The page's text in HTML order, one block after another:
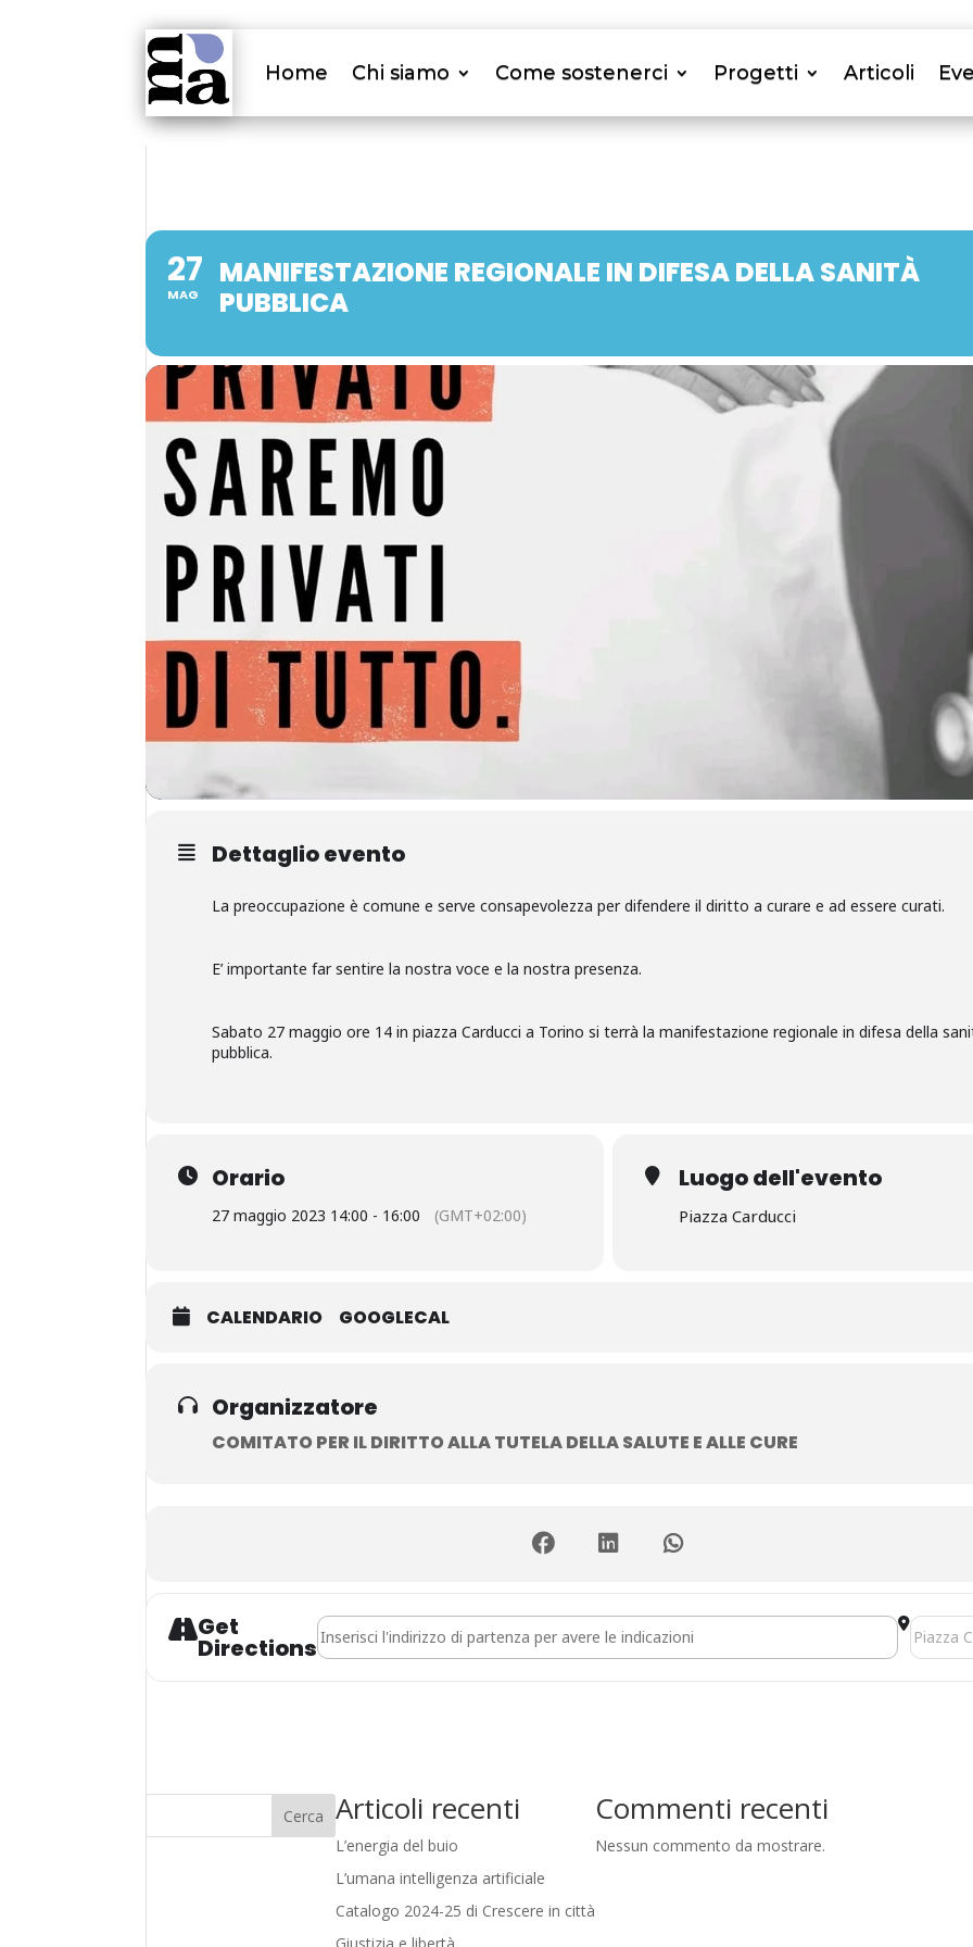
Home Chi siamo Come sostenerci Progetti Articoli
27
MAG
MANIFESTAZIONE REGIONALE IN DIFESA DELLA SANITÀ
PUBBLICA
Dettaglio evento
La preoccupazione è comune e serve consapevolezza per difendere il diritto a curare e ad essere curati.
E’ importante far sentire la nostra voce e la nostra presenza.
Sabato 27 maggio ore 14 in piazza Carducci a Torino si terrà la manifestazione regionale in difesa della
pubblica.
Orario
27 maggio 2023 14:00 - 16:00 (GMT+02:00)
Luogo dell'evento
Piazza Carducci
CALENDARIO GOOGLECAL
Organizzatore
COMITATO PER IL DIRITTO ALLA TUTELA DELLA SALUTE E ALLE CURE
Get
Directions
Address - Manifestazione regionale in difesa della sanità pubblica []
Cerca Articoli recenti
L’energia del buio
L’umana intelligenza artificiale
Catalogo 2024-25 di Crescere in città
Commenti recenti
Nessun commento da mostrare.